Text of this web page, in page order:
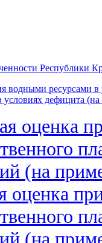
Республики
дефицита
оценка